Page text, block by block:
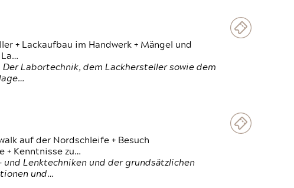
+ Lackaufbau im Handwerk + Mängel und
La…
Labortechnik, dem Lackhersteller sowie dem
auf der Nordschleife + Besuch
+ Kenntnisse zu…
und Lenktechniken und der grundsätzlichen
und…